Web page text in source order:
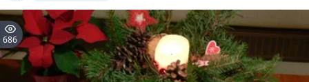
686